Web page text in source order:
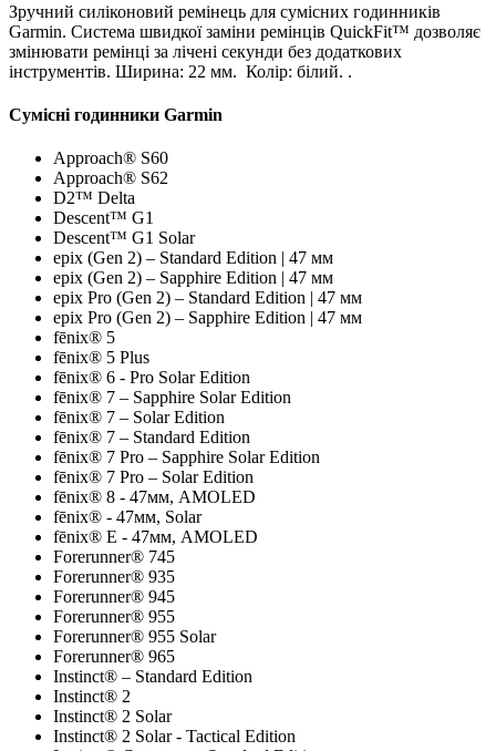
Зручний силіконовий ремінець для сумісних годинників
Garmin. Система швидкої заміни ремінців QuickFit™ дозволяє
змінювати ремінці за лічені секунди без додаткових
інструментів. Ширина: 22 мм. Колір: білий. .
Сумісні годинники Garmin
Approach® S60
Approach® S62
D2™ Delta
Descent™ G1
Descent™ G1 Solar
epix (Gen 2) – Standard Edition | 47 мм
epix (Gen 2) – Sapphire Edition | 47 мм
epix Pro (Gen 2) – Standard Edition | 47 мм
epix Pro (Gen 2) – Sapphire Edition | 47 мм
fēnix® 5
fēnix® 5 Plus
fēnix® 6 - Pro Solar Edition
fēnix® 7 – Sapphire Solar Edition
fēnix® 7 – Solar Edition
fēnix® 7 – Standard Edition
fēnix® 7 Pro – Sapphire Solar Edition
fēnix® 7 Pro – Solar Edition
fēnix® 8 - 47мм, AMOLED
fēnix® - 47мм, Solar
fēnix® E - 47мм, AMOLED
Forerunner® 745
Forerunner® 935
Forerunner® 945
Forerunner® 955
Forerunner® 955 Solar
Forerunner® 965
Instinct® – Standard Edition
Instinct® 2
Instinct® 2 Solar
Instinct® 2 Solar - Tactical Edition